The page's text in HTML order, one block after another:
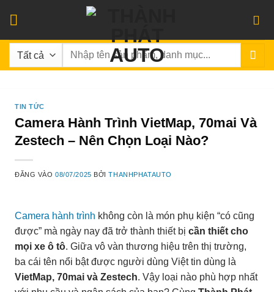
qua
nội
dung
Tìm
TIN TỨC
Camera Hành Trình VietMap, 70mai Và
Zestech – Nên Chọn Loại Nào?
ĐĂNG VÀO08/07/2025 BỞITHANHPHATAUTO
Camera hành trình không còn là món phụ kiện “có cũng
được” mà ngày nay đã trở thành thiết bị cần thiết cho
mọi xe ô tô. Giữa vô vàn thương hiệu trên thị trường,
ba cái tên nổi bật được người dùng Việt tin dùng là
VietMap, 70mai và Zestech. Vậy loại nào phù hợp nhất